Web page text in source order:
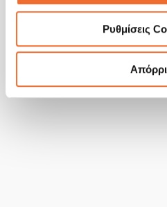
Ρυθμίσεις